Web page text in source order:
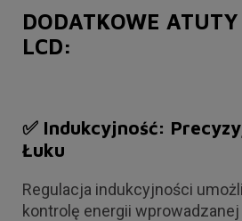
DODATKOWE
LCD:
✅ Indukcyjność:
Łuku
Regulacja indukcyjności
kontrolę energii wprowadzanej